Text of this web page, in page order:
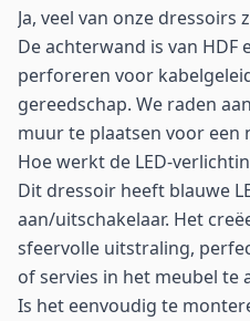
Ja, veel van onze
De achterwand is van HDF
perforeren voor
gereedschap. We raden
muur te plaatsen voor een
Hoe werkt de LED-
Dit dressoir heeft blauwe
aan/uitschakelaar. Het
sfeervolle uitstraling,
of servies in het meubel te
Is het eenvoudig te